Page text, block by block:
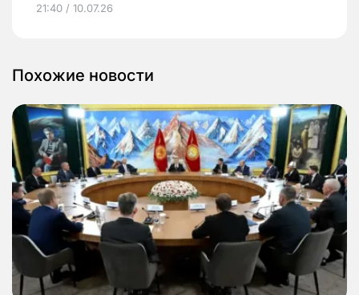
21:40 / 10.07.26
Похожие новости